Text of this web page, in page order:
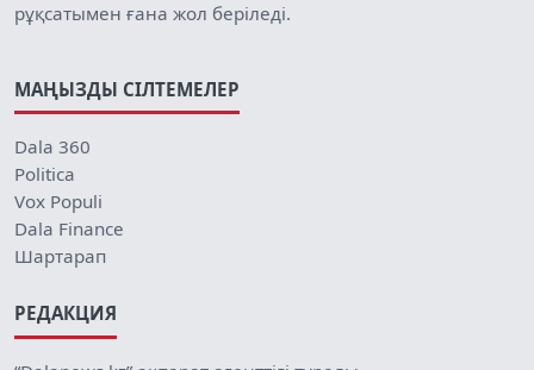
рұқсатымен ғана жол беріледі.
МАҢЫЗДЫ СІЛТЕМЕЛЕР
Dala 360
Politica
Vox Populi
Dala Finance
Шартарап
РЕДАКЦИЯ